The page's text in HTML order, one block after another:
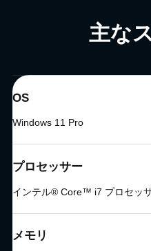
主な
OS
Windows 11 Pro
プロセッサー
インテル® Core™ i7 プロセッ
メモリ